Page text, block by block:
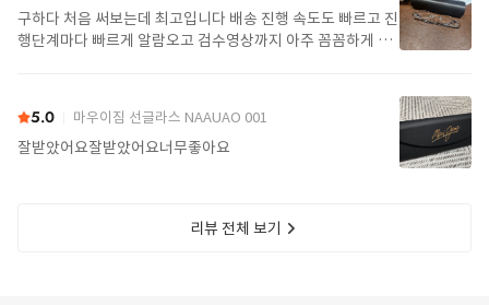
구하다 처음 써보는데 최고입니다 배송 진행 속도도 빠르고 진
행단계마다 빠르게 알람오고 검수영상까지 아주 꼼꼼하게 찍
5.0 마우이짐 선글라스 NAAUAO 001
잘받았어요잘받았어요너무좋아요
리뷰 전체 보기